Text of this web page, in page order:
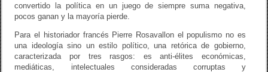
convertido la política en un juego de siempre suma negativa,
pocos ganan y la mayoría pierde.
Para el historiador francés Pierre Rosavallon el populismo no es
una ideología sino un estilo político, una retórica de gobierno,
caracterizada por tres rasgos: es anti-élites económicas,
mediáticas, intelectuales consideradas corruptas y